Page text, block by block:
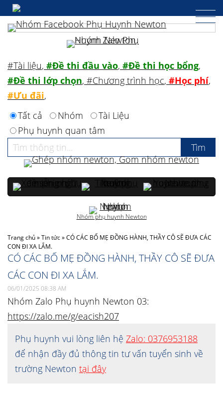
Trang chủ»Tin tức»CÓ CÁC BỐ MẸ ĐỒNG HÀNH, THẦY CÔ SẼ ĐƯA CÁC
CON ĐI XA LẮM.
CÓ CÁC BỐ MẸ ĐỒNG HÀNH, THẦY CÔ SẼ ĐƯA
CÁC CON ĐI XA LẮM.
06/01/2025 08:38 AM
Nhóm Zalo Phụ huynh Newton 03:
https://zalo.me/g/eacish207
Phụ huynh vui lòng liên hệ Zalo: 0376953188
để nhận đầy đủ thông tin tư vấn tuyển sinh về
trường Newton tại đây
#Tài liệu, #Đề thi đầu vào, #Đề thi học bổng,
#Đề thi lớp chọn, #Chương trình học, #Học phí,
#Ưu đãi,
Tất cả
Nhóm
Tài Liệu
Phụ huynh quan tâm
Nhóm phụ huynh Newton